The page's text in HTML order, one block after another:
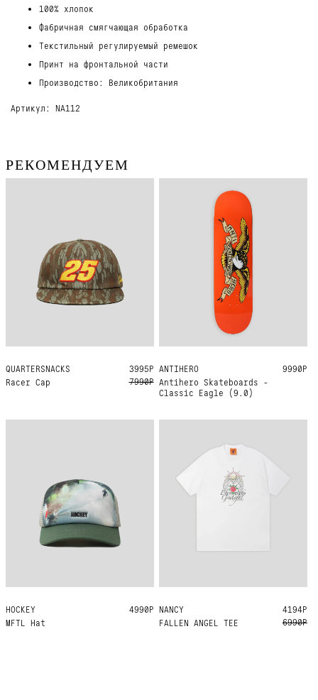
100% хлопок
Фабричная смягчающая обработка
Текстильный регулируемый ремешок
Принт на фронтальной части
Производство: Великобритания
Артикул: NA112
РЕКОМЕНДУЕМ
QUARTERSNACKS
Racer Cap
ONE SIZE
3995Р
7990Р
ANTIHERO
Antihero Skateboards -
Classic Eagle (9.0)
9.0 9990Р
HOCKEY
MFTL Hat
ONE SIZE 4990Р NANCY
FALLEN ANGEL TEE
M L XL
4194Р
6990Р